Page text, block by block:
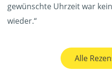
gewünschte Uhrzeit war
wieder.“
Alle